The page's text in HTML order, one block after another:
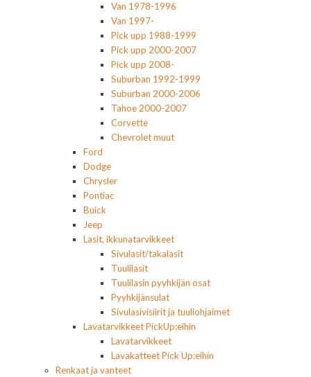
Van 1978-1996
Van 1997-
Pick upp 1988-1999
Pick upp 2000-2007
Pick upp 2008-
Suburban 1992-1999
Suburban 2000-2006
Tahoe 2000-2007
Corvette
Chevrolet muut
Ford
Dodge
Chrysler
Pontiac
Buick
Jeep
Lasit, ikkunatarvikkeet
Sivulasit/takalasit
Tuulilasit
Tuulilasin pyyhkijän osat
Pyyhkijänsulat
Sivulasivisiirit ja tuuliohjaimet
Lavatarvikkeet PickUp:eihin
Lavatarvikkeet
Lavakatteet Pick Up:eihin
Renkaat ja vanteet